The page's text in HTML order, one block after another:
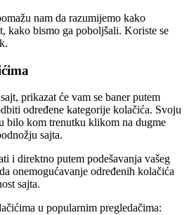
nam da razumijemo kako
kako bismo ga poboljšali. Koriste se
prikazat će vam se baner putem
određene kategorije kolačića. Svoju
bilo kom trenutku klikom na dugme
sajta.
i direktno putem podešavanja vašeg
onemogućavanje određenih kolačića
sajta.
u popularnim pregledačima: